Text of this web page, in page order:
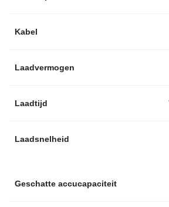
Kabel
Laadvermogen
Laadtijd
Laadsnelheid
Geschatte accucapaciteit